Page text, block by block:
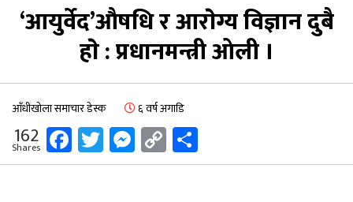
‘आयुर्वेद’औषधि र आराेग्य विज्ञान दुबै
हाे : प्रधानमन्त्री ओली ।
आँधीखोला समाचार डेस्क ६ वर्ष अगाडि
162
Shares Facebook
Twitter
Messenger
Copy
Link